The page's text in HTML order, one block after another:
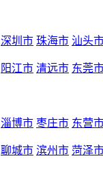
深圳市 珠海市 汕头
阳江市 清远市 东莞
淄博市 枣庄市 东营
聊城市 滨州市 菏泽